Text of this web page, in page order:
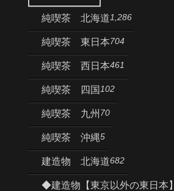
純喫茶 北海道1,286
純喫茶 東日本704
純喫茶 西日本461
純喫茶 四国102
純喫茶 九州 70
純喫茶 沖縄5
建造物 北海道682
◆建造物【東京以外の東日本】